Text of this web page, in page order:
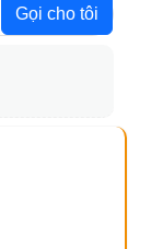
Gọi cho tôi